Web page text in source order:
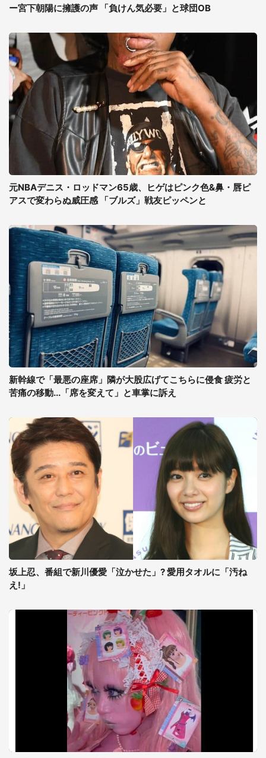
ー宮下朝陽に擁護の声 「負けん気必要」と球団OB
元NBAデニス・ロッドマン65歳、ヒゲはピンク色&鼻・唇ピ
アスで変わらぬ威圧感 「ブルズ」戦友ピッペンと
新幹線で「最悪の座席」隣が大股広げてこちらに侵食 疲労と
苦痛の移動...「席を変えて」と車掌に訴え
坂上忍、番組で新川優愛「泣かせた」? 愛用タオルに「汚ね
え!」